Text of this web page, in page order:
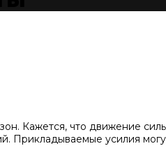
Кажется, что движение
усилия